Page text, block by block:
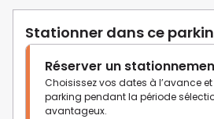
Stationner dans ce
Réserver un
Choisissez vos dates à l’avance
parking pendant la période
avantageux.